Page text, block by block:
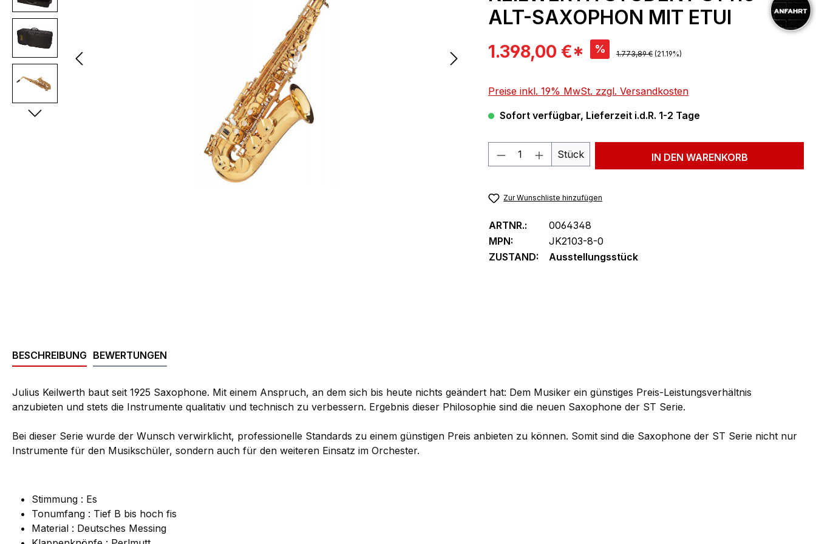
ALT-SAXOPHON MIT ETUI
Verkaufspreis:
1.398,00 €* % Regulärer Preis:
1.773,89 € (21.19%)
Preise inkl. 19% MwSt. zzgl. Versandkosten
Sofort verfügbar, Lieferzeit i.d.R. 1-2 Tage
Produkt Anzahl: Gib den gewünschten Wert
Stück IN DEN WARENKORB
Zur Wunschliste hinzufügen
ARTNR.:
0064348
MPN:
JK2103-8-0
ZUSTAND:
Ausstellungsstück
BESCHREIBUNG BEWERTUNGEN
Julius Keilwerth baut seit 1925 Saxophone. Mit einem Anspruch, an dem sich bis heute nichts geändert hat: Dem Musiker ein günstiges Preis-Leistungsverhältnis
anzubieten und stets die Instrumente qualitativ und technisch zu verbessern. Ergebnis dieser Philosophie sind die neuen Saxophone der ST Serie.
Bei dieser Serie wurde der Wunsch verwirklicht, professionelle Standards zu einem günstigen Preis anbieten zu können. Somit sind die Saxophone der ST Serie nicht nur
Instrumente für den Musikschüler, sondern auch für den weiteren Einsatz im Orchester.
Stimmung : Es
Tonumfang : Tief B bis hoch fis
Material : Deutsches Messing